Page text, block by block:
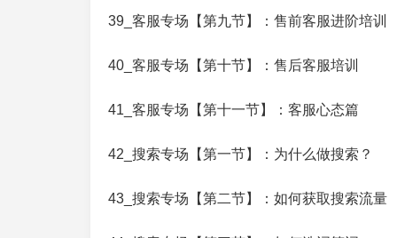
39_客服专场【第九节】：售前客服进阶培训
40_客服专场【第十节】：售后客服培训
41_客服专场【第十一节】：客服心态篇
42_搜索专场【第一节】：为什么做搜索？
43_搜索专场【第二节】：如何获取搜索流量